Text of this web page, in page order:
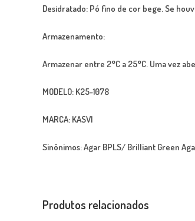
Desidratado: Pó fino de cor bege. Se
Armazenamento:
Armazenar entre 2°C a 25°C. Uma vez
MODELO: K25-1078
MARCA: KASVI
Sinônimos:Agar BPLS/ Brilliant Green
Produtos relacionados